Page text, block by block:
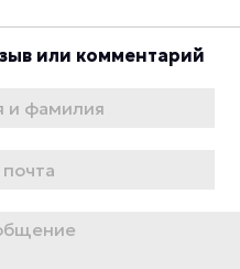
или комментарий